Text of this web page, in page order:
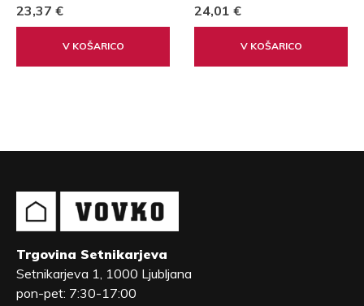
23,37 €
V KOŠARICO
24,01 €
V KOŠARICO
Trgovina Setnikarjeva
Setnikarjeva 1, 1000 Ljubljana
pon-pet: 7:30-17:00